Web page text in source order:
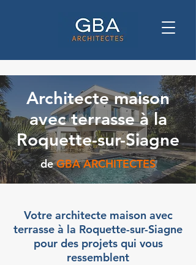
Architecte maison
avec terrasse à la
Roquette-sur-Siagne
de GBA ARCHITECTES
Votre architecte maison avec
terrasse à la Roquette-sur-Siagne
pour des projets qui vous
ressemblent